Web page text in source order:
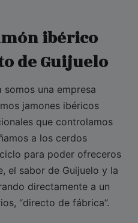
ibérico
de Guijuelo
somos una empresa
jamones ibéricos
que controlamos
a los cerdos
para poder ofreceros
el sabor de Guijuelo y la
directamente a un
“directo de fábrica”.